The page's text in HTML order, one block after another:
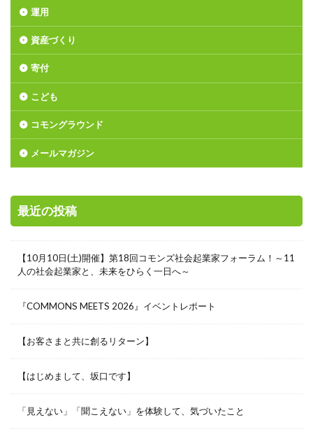
運用
資産づくり
寄付
こども
コモングラウンド
メールマガジン
最近の投稿
【10月10日(土)開催】第18回コモンズ社会起業家フォーラム！～11
人の社会起業家と、未来をひらく一日へ～
『COMMONS MEETS 2026』イベントレポート
【お客さまと共に創るリターン】
【はじめまして、坂口です】
「見えない」「聞こえない」を体験して、気づいたこと